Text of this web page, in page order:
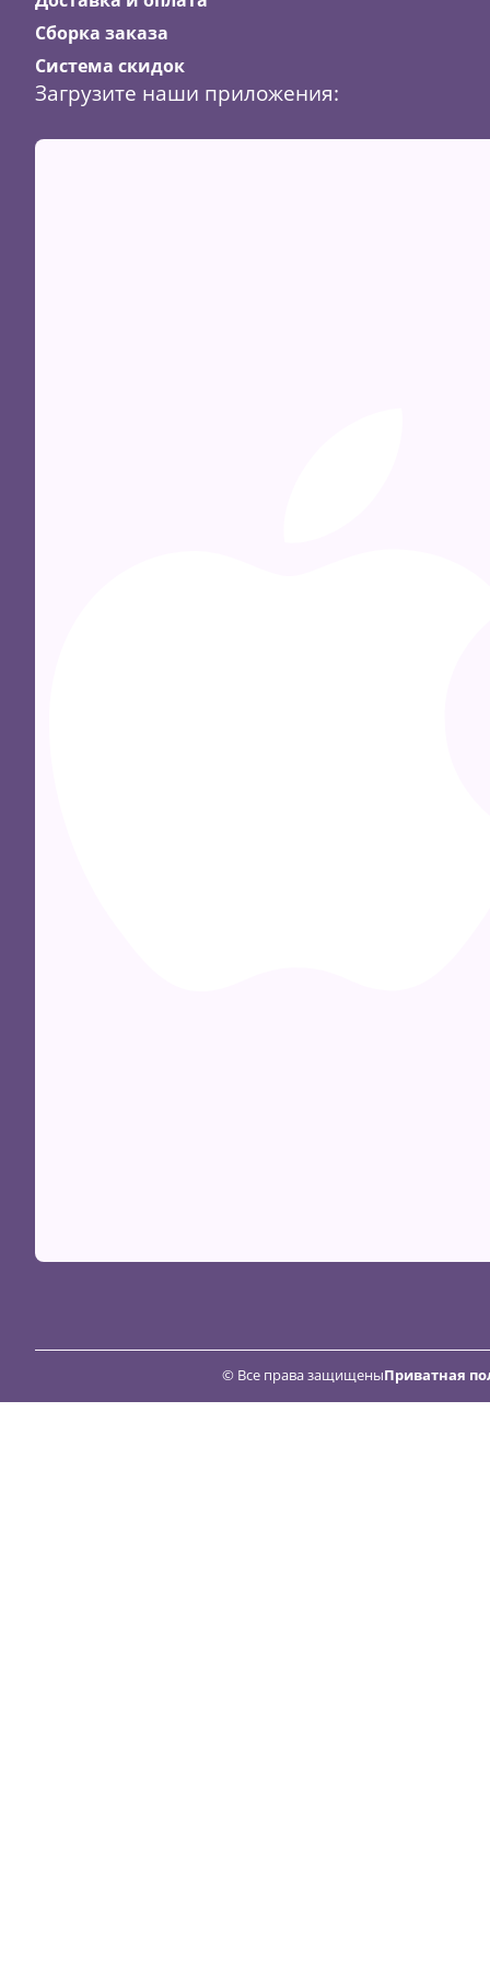
Сборка заказа
Система скидок
Загрузите наши приложения:
© Все права защищеныПриватная